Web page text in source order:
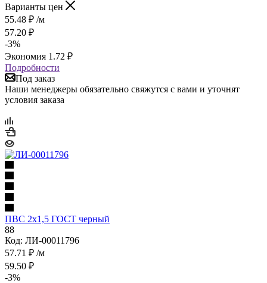
Варианты цен
55.48 ₽ /м
57.20 ₽
-3%
Экономия 1.72 ₽
Подробности
Под заказ
Наши менеджеры обязательно свяжутся с вами и уточнят
условия заказа
ПВС 2х1,5 ГОСТ черный
88
Код: ЛИ-00011796
57.71 ₽ /м
59.50 ₽
-3%